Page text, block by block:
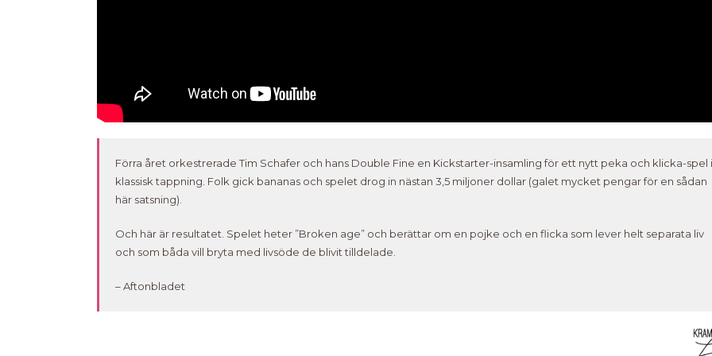
Förra året orkestrerade Tim Schafer och hans Double Fine en Kickstarter-insamling för ett nytt peka och klicka-spel i
klassisk tappning. Folk gick bananas och spelet drog in nästan 3,5 miljoner dollar (galet mycket pengar för en sådan
här satsning).
Och här är resultatet. Spelet heter ”Broken age” och berättar om en pojke och en flicka som lever helt separata liv
och som båda vill bryta med livsöde de blivit tilldelade.
– Aftonbladet